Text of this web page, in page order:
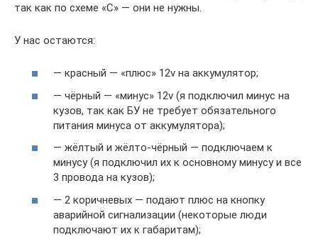
так как по схеме «C» — они не нужны.
У нас остаются:
— красный — «плюс» 12v на аккумулятор;
— чёрный — «минус» 12v (я подключил минус на
кузов, так как БУ не требует обязательного
питания минуса от аккумулятора);
— жёлтый и жёлто-чёрный — подключаем к
минусу (я подключил их к основному минусу и все
3 провода на кузов);
— 2 коричневых — подают плюс на кнопку
аварийной сигнализации (некоторые люди
подключают их к габаритам);